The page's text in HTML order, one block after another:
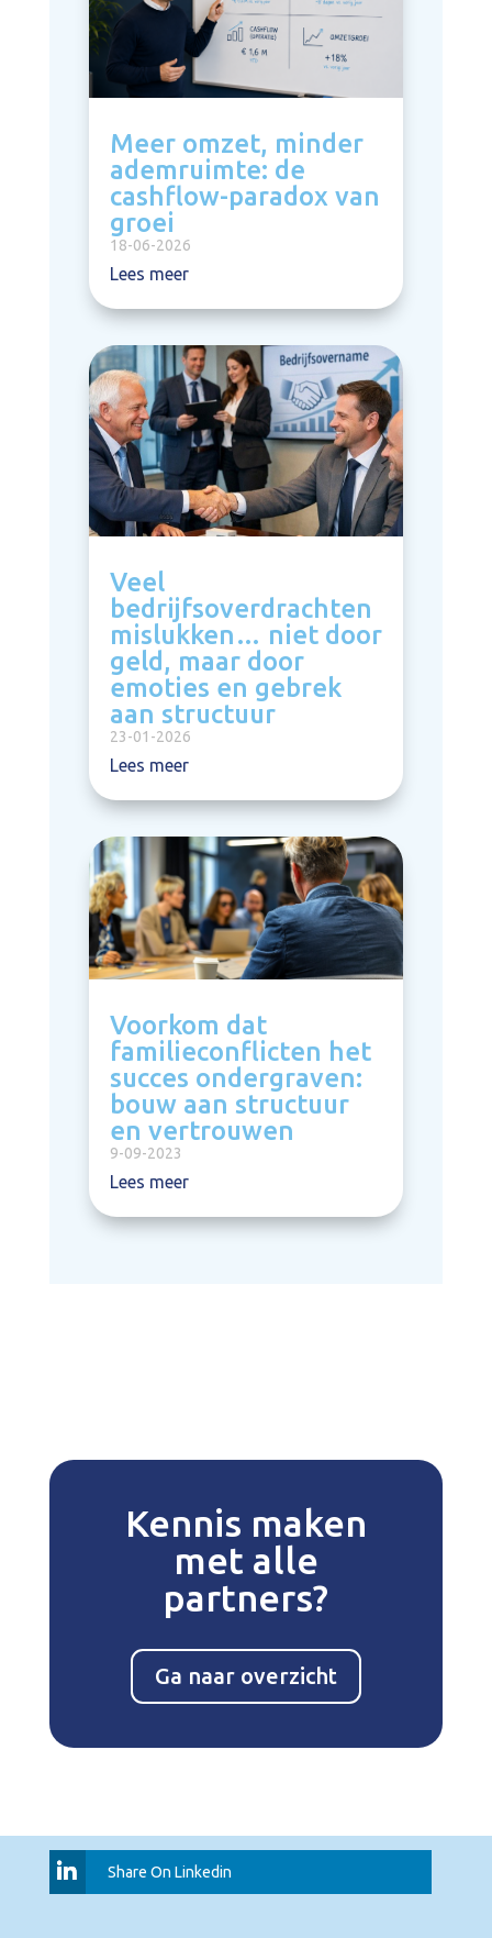
Meer omzet, minder
ademruimte: de
cashflow-paradox van
groei
18-06-2026
Lees meer
Veel
bedrijfsoverdrachten
mislukken… niet door
geld, maar door
emoties en gebrek
aan structuur
23-01-2026
Lees meer
Voorkom dat
familieconflicten het
succes ondergraven:
bouw aan structuur
en vertrouwen
9-09-2023
Lees meer
Kennis maken
met alle
partners?
Ga naar overzicht
Share On Linkedin